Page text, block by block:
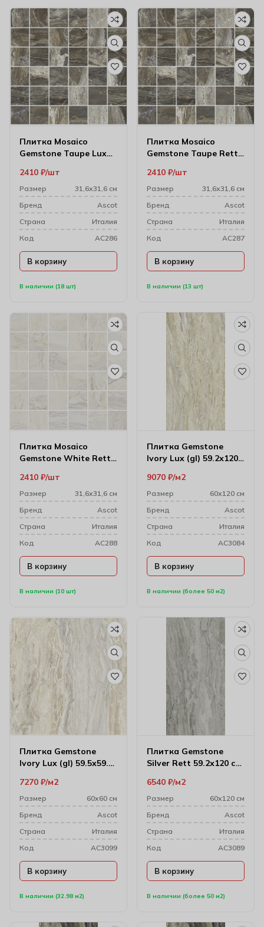
Плитка Mosaico
Gemstone Taupe Lux
В наличии (18 шт)
2410 ₽ шт
Размер
31,6х31,6 см
Бренд
Ascot
Cтрана
Италия
Код
AC286
В корзину
Плитка Mosaico
Gemstone Taupe Rett
В наличии (13 шт)
2410 ₽ шт
Размер
31,6х31,6 см
Бренд
Ascot
Cтрана
Италия
Код
AC287
В корзину
Плитка Mosaico
Gemstone White Rett
В наличии (10 шт)
2410 ₽ шт
Размер
31,6х31,6 см
Бренд
Ascot
Cтрана
Италия
Код
AC288
В корзину
Плитка Gemstone
Ivory Lux (gl) 59.2х120
В наличии (более 50 м2)
9070 ₽ м2
Размер
60х120 см
Бренд
Ascot
Cтрана
Италия
Код
AC3084
В корзину
Плитка Gemstone
Ivory Lux (gl) 59.5х59.5
В наличии (32.98 м2)
7270 ₽ м2
Размер
60х60 см
Бренд
Ascot
Cтрана
Италия
Код
AC3099
В корзину
Плитка Gemstone
Silver Rett 59.2х120 см
В наличии (более 50 м2)
6540 ₽ м2
Размер
60х120 см
Бренд
Ascot
Cтрана
Италия
Код
AC3089
В корзину